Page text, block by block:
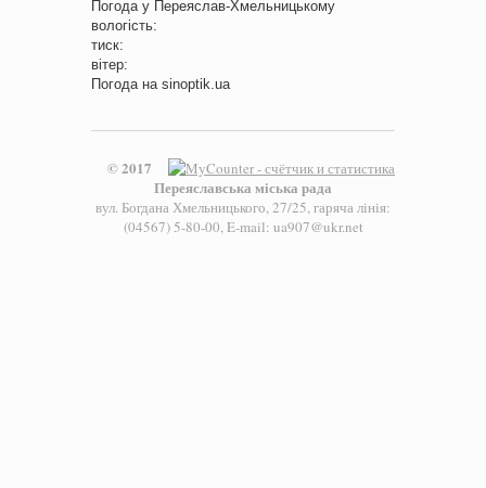
Погода у Переяслав-Хмельницькому
вологість:
тиск:
вітер:
Погода на sinoptik.ua
© 2017
Переяславська міська рада
вул. Богдана Хмельницького, 27/25, гаряча лінія:
(04567) 5-80-00, E-mail: ua907@ukr.net